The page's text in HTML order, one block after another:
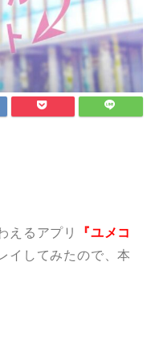
えるアプリ
『ユメコ
イしてみたので、本